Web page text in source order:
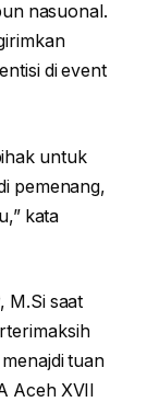
nasuonal.
di event
untuk
pemenang,
kata
M.Si saat
tuan
Aceh XVII